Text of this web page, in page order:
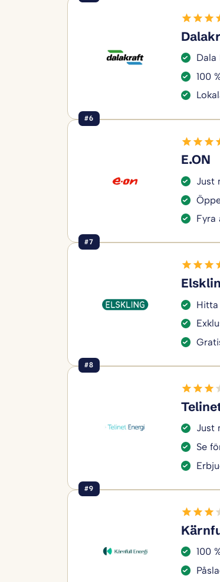
100
#6
E.ON
Just
Fyra
#7
#8
Just
Se
#9
100